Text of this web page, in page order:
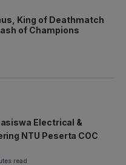
King of Deathmatch
of Champions
Electrical &
NTU Peserta COC
read